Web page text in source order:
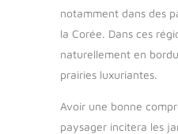
notamment dans des
la Corée. Dans ces
naturellement en
prairies luxuriantes.
Avoir une bonne
paysager incitera les